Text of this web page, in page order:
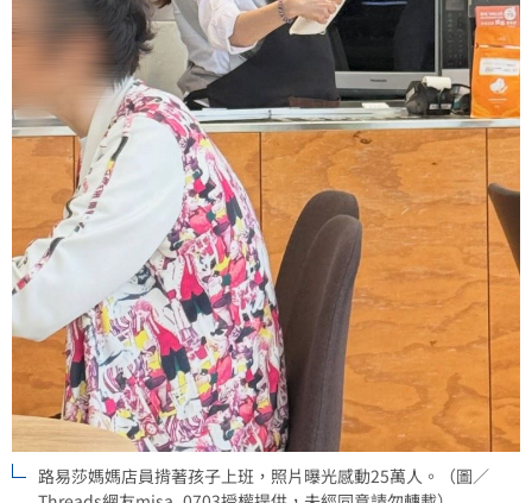
路易莎媽媽店員揹著孩子上班，照片曝光感動25萬人。（圖／